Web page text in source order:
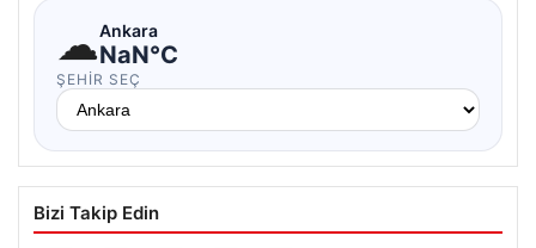
☁Ankara
NaN°C
ŞEHIR SEÇ
Bizi Takip Edin